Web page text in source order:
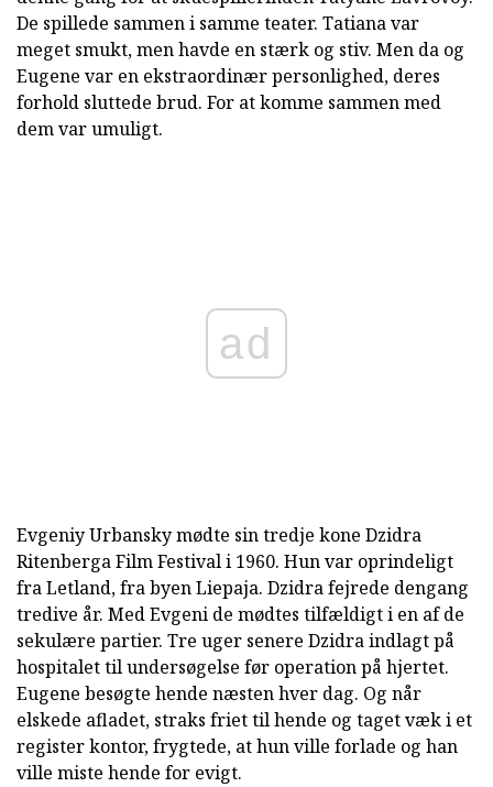
De spillede sammen i samme teater. Tatiana var
meget smukt, men havde en stærk og stiv. Men da og
Eugene var en ekstraordinær personlighed, deres
forhold sluttede brud. For at komme sammen med
dem var umuligt.
ad
Evgeniy Urbansky mødte sin tredje kone Dzidra
Ritenberga Film Festival i 1960. Hun var oprindeligt
fra Letland, fra byen Liepaja. Dzidra fejrede dengang
tredive år. Med Evgeni de mødtes tilfældigt i en af de
sekulære partier. Tre uger senere Dzidra indlagt på
hospitalet til undersøgelse før operation på hjertet.
Eugene besøgte hende næsten hver dag. Og når
elskede afladet, straks friet til hende og taget væk i et
register kontor, frygtede, at hun ville forlade og han
ville miste hende for evigt.